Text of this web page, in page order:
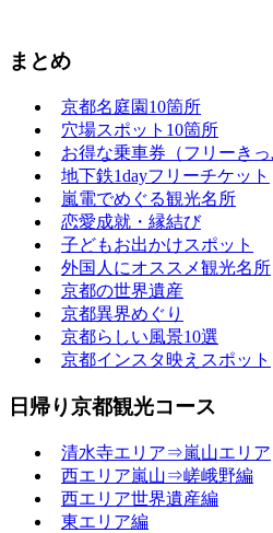
まとめ
京都名庭園10箇所
穴場スポット10箇所
お得な乗車券（フリーきっ
地下鉄1dayフリーチケット
嵐電でめぐる観光名所
恋愛成就・縁結び
子どもお出かけスポット
外国人にオススメ観光名所
京都の世界遺産
京都異界めぐり
京都らしい風景10選
京都インスタ映えスポット
日帰り京都観光コース
清水寺エリア⇒嵐山エリア
西エリア嵐山⇒嵯峨野編
西エリア世界遺産編
東エリア編